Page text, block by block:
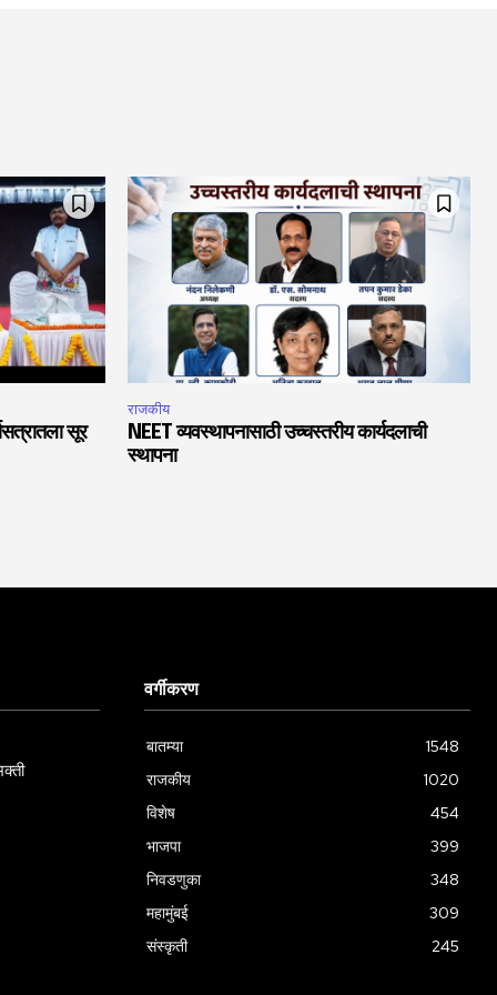
सूर
राजकीय
NEET व्यवस्थापनासाठी उच्चस्तरीय कार्यदलाची
स्थापना
वर्गीकरण
बातम्या
1548
राजकीय
1020
विशेष
454
भाजपा
399
निवडणुका
348
महामुंबई
309
संस्कृती
245